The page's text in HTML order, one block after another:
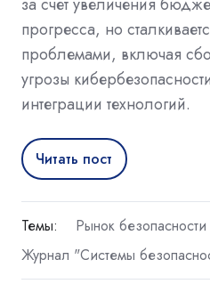
прогресса, но
проблемами, включая
угрозы
интеграции технологий.
Читать пост
Темы: Рынок безопасности
Журнал "Системы